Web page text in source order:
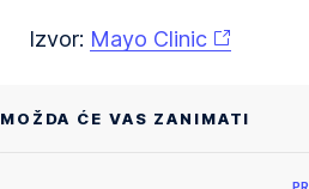
Izvor: Mayo Clinic
MOŽDA ĆE VAS ZANIMATI